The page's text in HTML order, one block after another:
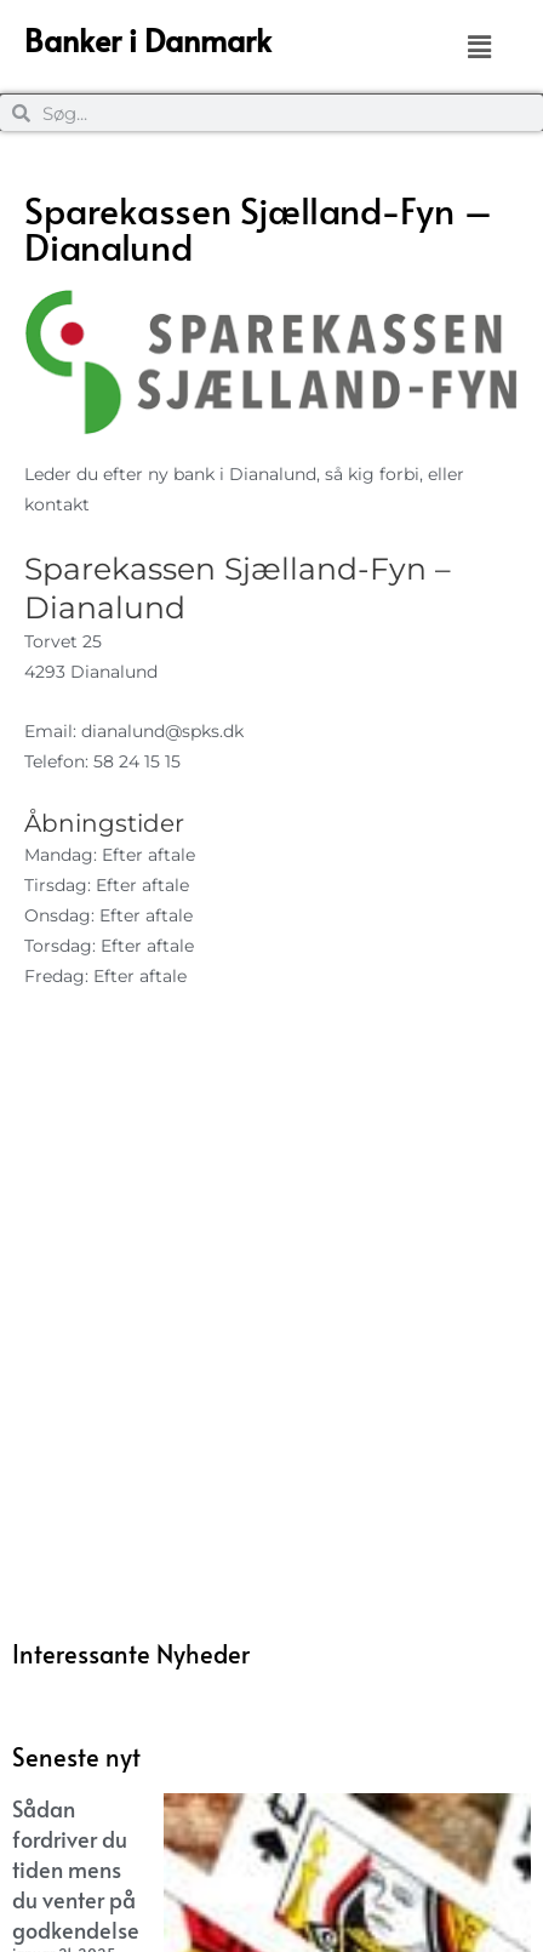
Banker i Danmark
Sparekassen Sjælland-Fyn –
Dianalund
Leder du efter ny bank i Dianalund, så kig forbi, eller
kontakt
Sparekassen Sjælland-Fyn –
Dianalund
Torvet 25
4293 Dianalund
Email: dianalund@spks.dk
Telefon: 58 24 15 15
Åbningstider
Mandag: Efter aftale
Tirsdag: Efter aftale
Onsdag: Efter aftale
Torsdag: Efter aftale
Fredag: Efter aftale
Interessante Nyheder
Seneste nyt
Sådan
fordriver du
tiden mens
du venter på
godkendelse